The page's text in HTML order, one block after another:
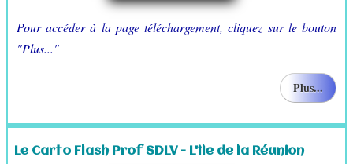
Pour accéder à la page téléchargement, cliquez sur le bouton
"Plus..."
Plus...
Le Carto Flash Prof SDLV - L'île de la Réunion